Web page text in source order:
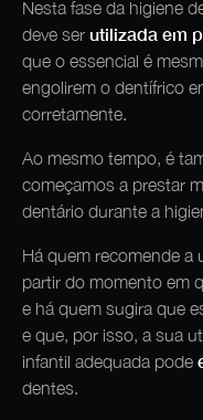
Nesta fase da higiene
deve ser utilizada em
que o essencial é
engolirem o dentífrico
corretamente.
Ao mesmo tempo, é
começamos a prestar
dentário durante a
Há quem recomende a
partir do momento em
e há quem sugira que
e que, por isso, a sua
infantil adequada pode
dentes.